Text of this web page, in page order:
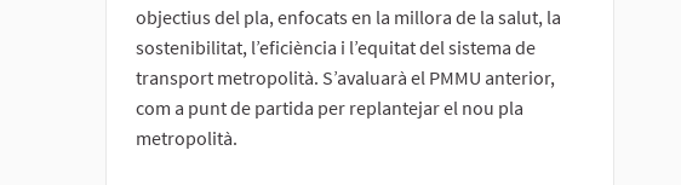
objectius del pla, enfocats en la millora de la salut, la
sostenibilitat, l’eficiència i l’equitat del sistema de
transport metropolità. S’avaluarà el PMMU anterior,
com a punt de partida per replantejar el nou pla
metropolità.